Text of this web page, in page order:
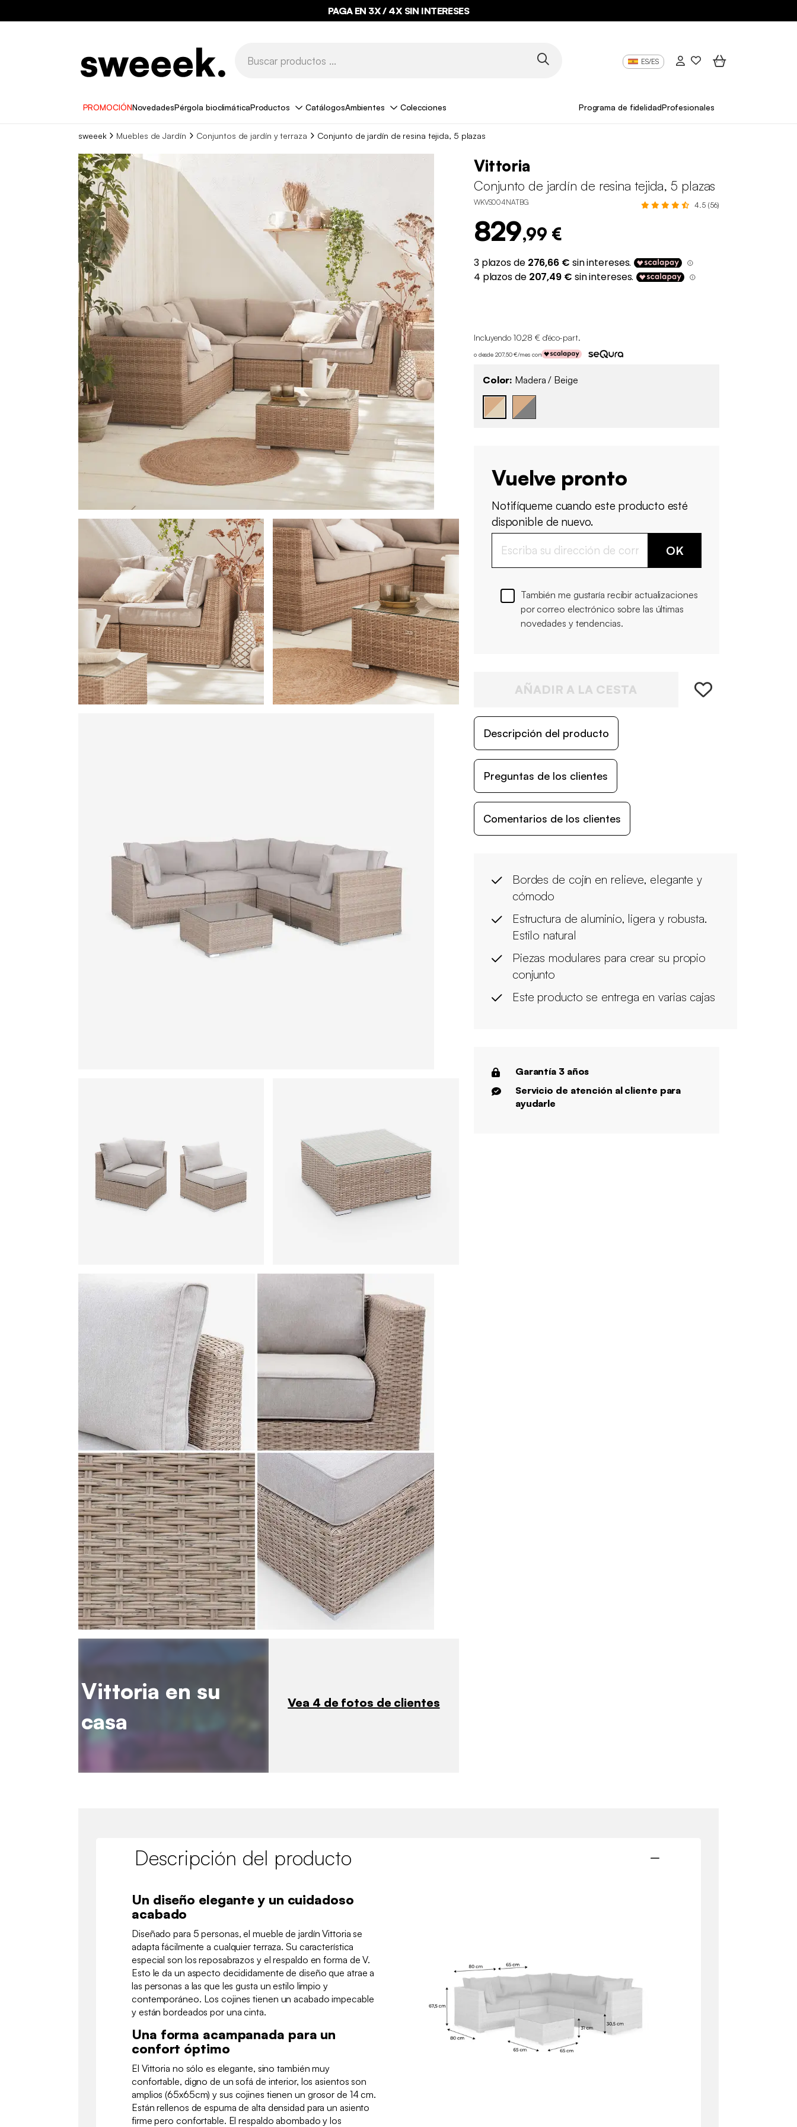
PAGA EN 3X / 4X SIN INTERESES
ES/ES
PROMOCIÓNNovedadesPérgola bioclimáticaProductos CatálogosAmbientes Colecciones Programa de fidelidadProfesionales
sweeek Muebles de Jardín Conjuntos de jardín y terraza Conjunto de jardín de resina tejida, 5 plazas
Vittoria en su
casa
Vea 4 de fotos de clientes
Vittoria
Conjunto de jardín de resina tejida, 5 plazas
WKVS004NATBG 4.5 (56)
829,99 €
Incluyendo 10,28 € d'éco-part.
o desde 207,50 €/mes con
Color: Madera / Beige
Vuelve pronto
Notifíqueme cuando este producto esté
disponible de nuevo.
OK
También me gustaría recibir actualizaciones
por correo electrónico sobre las últimas
novedades y tendencias.
AÑADIR A LA CESTA
Descripción del producto
Preguntas de los clientes
Comentarios de los clientes
Bordes de cojín en relieve, elegante y
cómodo
Estructura de aluminio, ligera y robusta.
Estilo natural
Piezas modulares para crear su propio
conjunto
Este producto se entrega en varias cajas
Garantía 3 años
Servicio de atención al cliente para
ayudarle
Descripción del producto
Un diseño elegante y un cuidadoso
acabado
Diseñado para 5 personas, el mueble de jardín Vittoria se
adapta fácilmente a cualquier terraza. Su característica
especial son los reposabrazos y el respaldo en forma de V.
Esto le da un aspecto decididamente de diseño que atrae a
las personas a las que les gusta un estilo limpio y
contemporáneo. Los cojines tienen un acabado impecable
y están bordeados por una cinta.
Una forma acampanada para un
confort óptimo
El Vittoria no sólo es elegante, sino también muy
confortable, digno de un sofá de interior, los asientos son
amplios (65x65cm) y sus cojines tienen un grosor de 14 cm.
Están rellenos de espuma de alta densidad para un asiento
firme pero confortable. El respaldo abombado y los